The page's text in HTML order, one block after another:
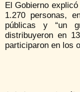
El Gobierno
1.270 personas,
públicas y “un
distribuyeron en
participaron en los